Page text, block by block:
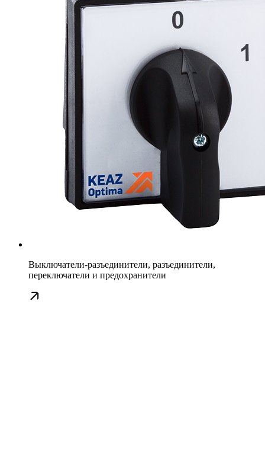
Выключатели-разъединители, разъединители,
переключатели и предохранители